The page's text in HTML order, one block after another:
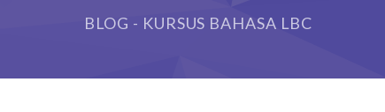
BLOG - KURSUS BAHASA LBC